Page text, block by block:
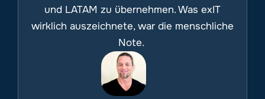
und LATAM zu übernehmen. Was exIT
wirklich auszeichnete, war die menschliche
Note.